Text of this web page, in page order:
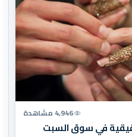
4,946 مشاهدة
في سوق السبت